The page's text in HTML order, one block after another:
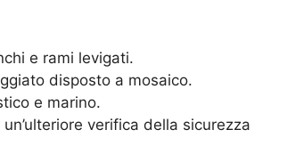
e rami levigati.
disposto a mosaico.
e marino.
verifica della sicurezza